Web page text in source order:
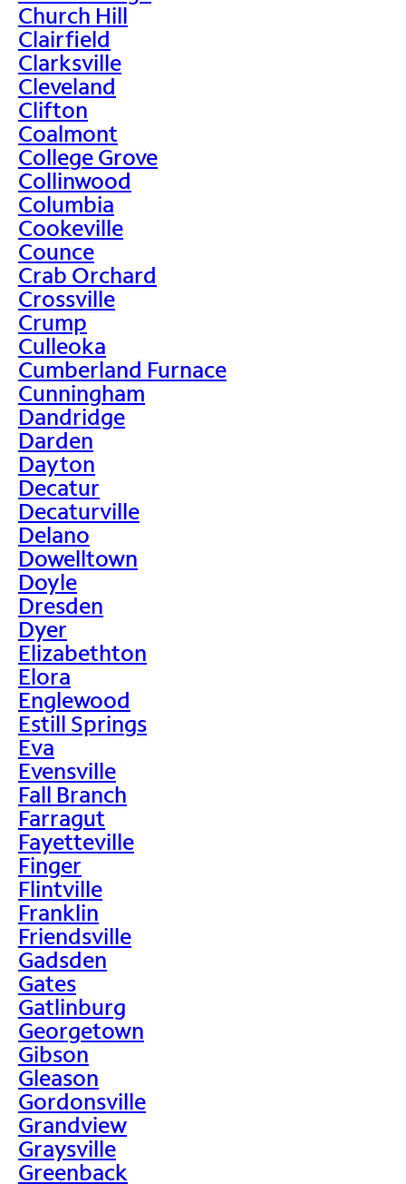
Church Hill
Clairfield
Clarksville
Cleveland
Clifton
Coalmont
College Grove
Collinwood
Columbia
Cookeville
Counce
Crab Orchard
Crossville
Crump
Culleoka
Cumberland Furnace
Cunningham
Dandridge
Darden
Dayton
Decatur
Decaturville
Delano
Dowelltown
Doyle
Dresden
Dyer
Elizabethton
Elora
Englewood
Estill Springs
Eva
Evensville
Fall Branch
Farragut
Fayetteville
Finger
Flintville
Franklin
Friendsville
Gadsden
Gates
Gatlinburg
Georgetown
Gibson
Gleason
Gordonsville
Grandview
Graysville
Greenback